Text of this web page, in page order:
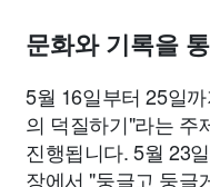
문화와 기록을
5월 16일부터 25일
의 덕질하기"라는 주
진행됩니다. 5월 23
장에서 "둥글고 둥글